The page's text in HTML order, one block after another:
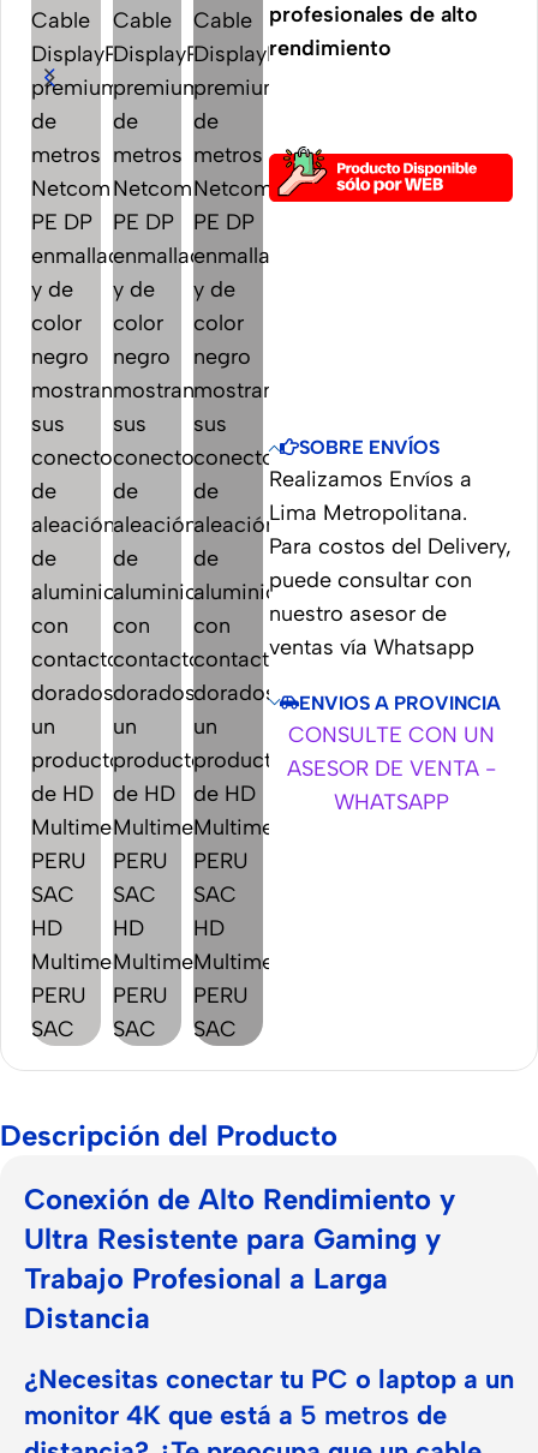
profesionales de alto
rendimiento
SOBRE ENVÍOS
Realizamos Envíos a
Lima Metropolitana.
Para costos del Delivery,
puede consultar con
nuestro asesor de
ventas vía Whatsapp
ENVIOS A PROVINCIA
CONSULTE CON UN
ASESOR DE VENTA -
WHATSAPP
Descripción del Producto
Conexión de Alto Rendimiento y
Ultra Resistente para Gaming y
Trabajo Profesional a Larga
Distancia
¿Necesitas conectar tu PC o laptop a un
monitor 4K que está a 5 metros de